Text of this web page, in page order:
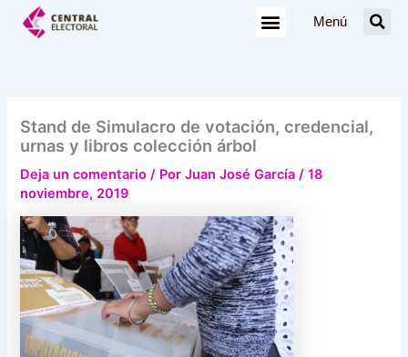
Menú
Stand de Simulacro de votación, credencial,
urnas y libros colección árbol
Deja un comentario / PorJuan José García/18
noviembre, 2019